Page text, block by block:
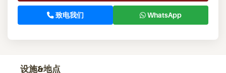
致电我们 WhatsApp
设施&地点